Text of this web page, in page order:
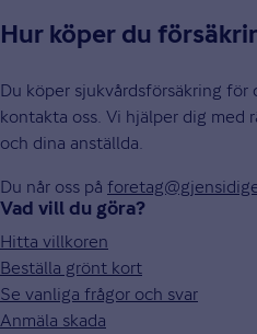
Hur köper du
Du köper sjukvårdsförsäkring
kontakta oss. Vi hjälper dig med
och dina anställda.
Du når oss på
Vad vill du göra?
Hitta villkoren
Beställa grönt kort
Se vanliga frågor och svar
Anmäla skada